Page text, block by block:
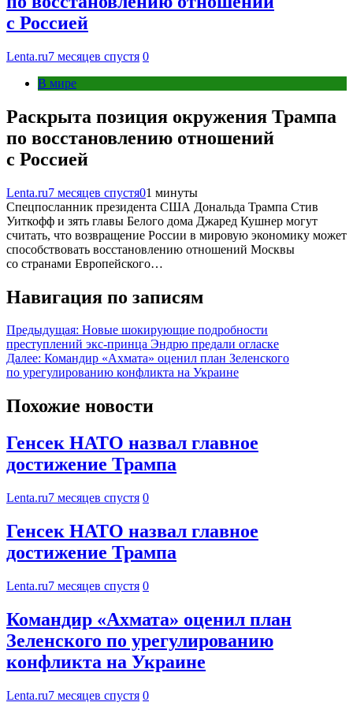
с Россией
Lenta.ru7 месяцев спустя 0
В мире
Раскрыта позиция окружения Трампа
по восстановлению отношений
с Россией
Lenta.ru7 месяцев спустя01 минуты
Спецпосланник президента США Дональда Трампа Стив
Уиткофф и зять главы Белого дома Джаред Кушнер могут
считать, что возвращение России в мировую экономику может
способствовать восстановлению отношений Москвы
со странами Европейского…
Навигация по записям
Предыдущая: Новые шокирующие подробности
преступлений экс-принца Эндрю предали огласке
Далее: Командир «Ахмата» оценил план Зеленского
по урегулированию конфликта на Украине
Похожие новости
Генсек НАТО назвал главное
достижение Трампа
Lenta.ru7 месяцев спустя 0
Генсек НАТО назвал главное
достижение Трампа
Lenta.ru7 месяцев спустя 0
Командир «Ахмата» оценил план
Зеленского по урегулированию
конфликта на Украине
Lenta.ru7 месяцев спустя 0